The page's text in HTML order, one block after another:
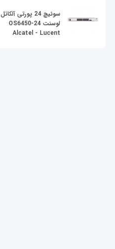
سوئیچ 24 پورتی آلکاتل
لوسنت OS6450-24
Alcatel - Lucent